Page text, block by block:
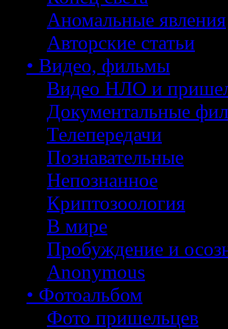
Аномальные явления
Авторские статьи
• Видео, фильмы
Видео НЛО и
Документальные
Телепередачи
Познавательные
Непознанное
Криптозоология
В мире
Пробуждение и
Anonymous
• Фотоальбом
Фото пришельцев